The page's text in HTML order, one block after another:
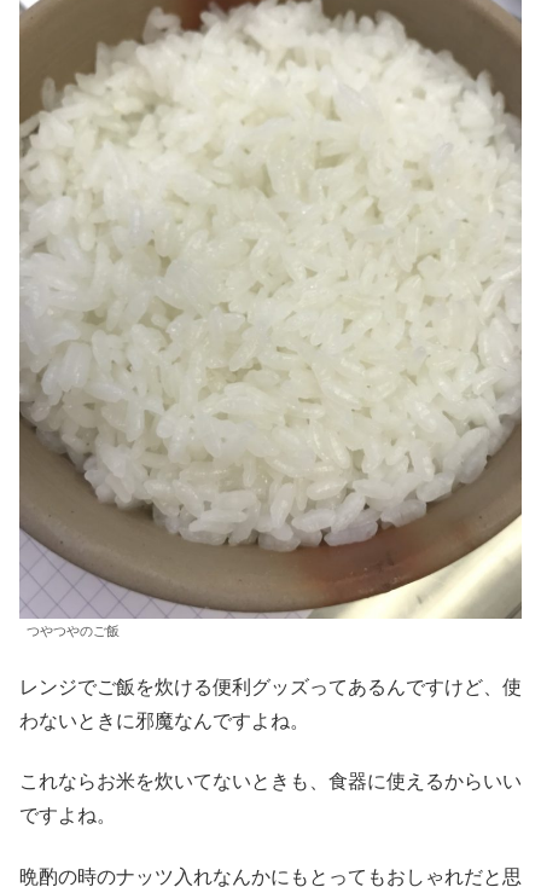
つやつやのご飯
レンジでご飯を炊ける便利グッズってあるんですけど、使
わないときに邪魔なんですよね。
これならお米を炊いてないときも、食器に使えるからいい
ですよね。
晩酌の時のナッツ入れなんかにもとってもおしゃれだと思